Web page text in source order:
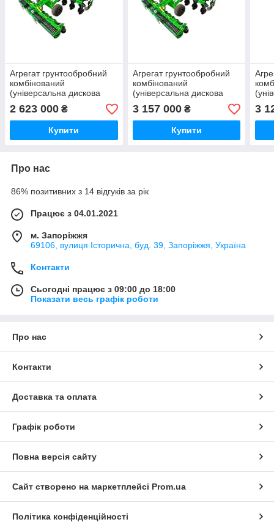
Агрегат грунтообробний
комбінований
(універсальна дискова
борона) АГКН-5 Zeus-5HD
"Велес-Агро", ширина 5 м
2 623 000 ₴
Купити
Агрегат грунтообробний
комбінований
(універсальна дискова
борона) АГКН-6 Zeus-6HD
з ножовими котками
"Велес-Агро", ширина 6 м
3 157 000₴
Купити
з
3
Про нас
86% позитивних з 14 відгуків за рік
Працює з 04.01.2021
м. Запоріжжя
69106, вулиця Історична, буд. 39, Запоріжжя, Україна
Контакти
Сьогодні працює з 09:00 до 18:00
Показати весь графік роботи
Про нас
Контакти
Доставка та оплата
Графік роботи
Повна версія сайту
Сайт створено на маркетплейсі Prom.ua
Політика конфіденційності